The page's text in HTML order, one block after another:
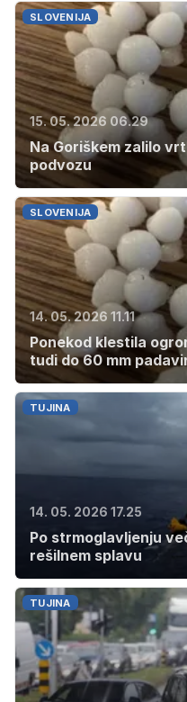
SLOVENIJA
15. 05. 2026 06.29
Na Goriškem zalilo
podvozu
SLOVENIJA
14. 05. 2026 11.11
Ponekod klestila
tudi do 60 mm
TUJINA
14. 05. 2026 17.25
Po strmoglavljenju
rešilnem splavu
TUJINA